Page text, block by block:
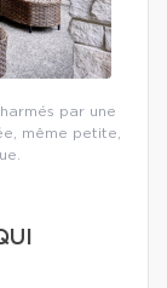
par une
même petite,